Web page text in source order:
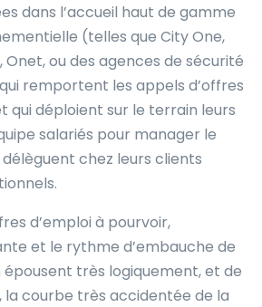
dans l’accueil haut de gamme
(telles que City One,
Onet, ou des agences de sécurité
remportent les appels d’offres
qui déploient sur le terrain leurs
salariés pour manager le
délèguent chez leurs clients
d’emploi à pourvoir,
et le rythme d’embauche de
très logiquement, et de
la courbe très accidentée de la